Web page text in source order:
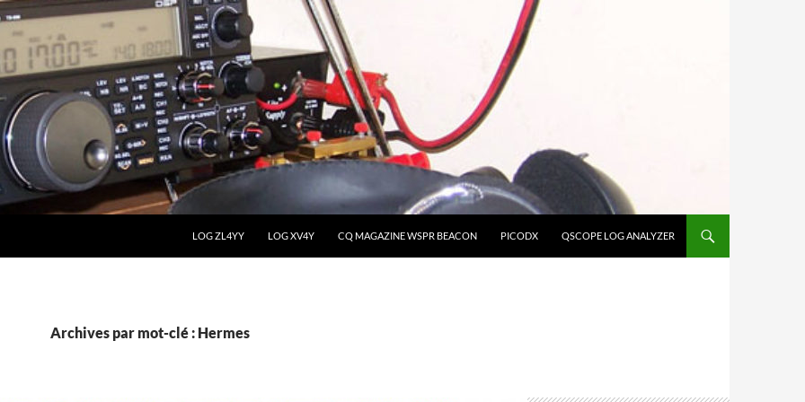
LOG ZL4YY LOG XV4Y CQ MAGAZINE WSPR BEACON PICODX QSCOPE LOG ANALYZER
Archives par mot-clé : Hermes